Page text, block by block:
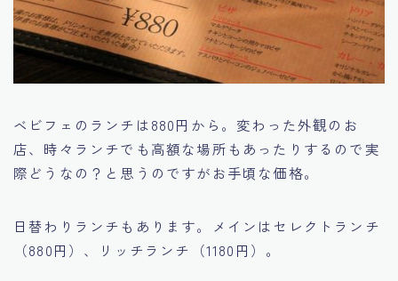
ベビフェのランチは880円から。変わった外観のお
店、時々ランチでも高額な場所もあったりするので実
際どうなの？と思うのですがお手頃な価格。
日替わりランチもあります。メインはセレクトランチ
（880円）、リッチランチ（1180円）。